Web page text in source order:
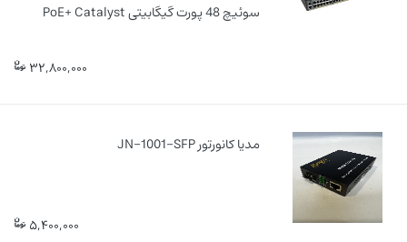
سوئیچ 48 پورت گیگابیتی PoE+ Catalyst
32,800,000
مدیا کانورتور JN-1001-SFP
5,400,000